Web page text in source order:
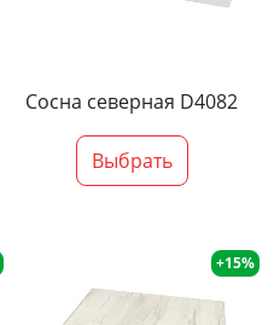
Сосна северная D4082
Выбрать
+15%